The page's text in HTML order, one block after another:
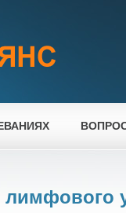
лимфового